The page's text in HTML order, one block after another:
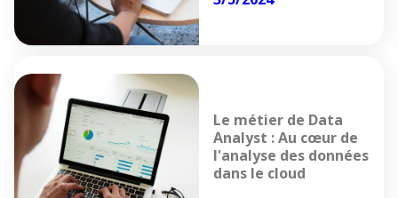
Le métier de Data
Analyst : Au cœur de
l'analyse des données
dans le cloud